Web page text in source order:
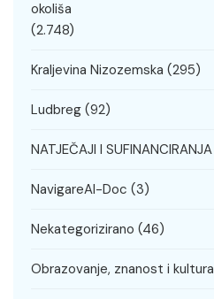
okoliša
(2.748)
Kraljevina Nizozemska (295)
Ludbreg (92)
NATJEČAJI I SUFINANCIRANJA
NavigareAI-Doc (3)
Nekategorizirano (46)
Obrazovanje, znanost i kultura